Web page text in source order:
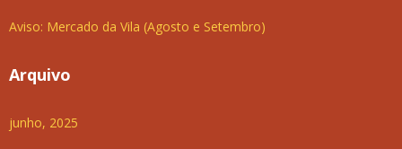
Aviso: Mercado da Vila (Agosto e Setembro)
Arquivo
junho, 2025